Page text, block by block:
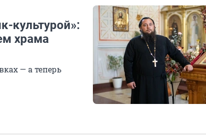
культурой»:
храма
— а теперь